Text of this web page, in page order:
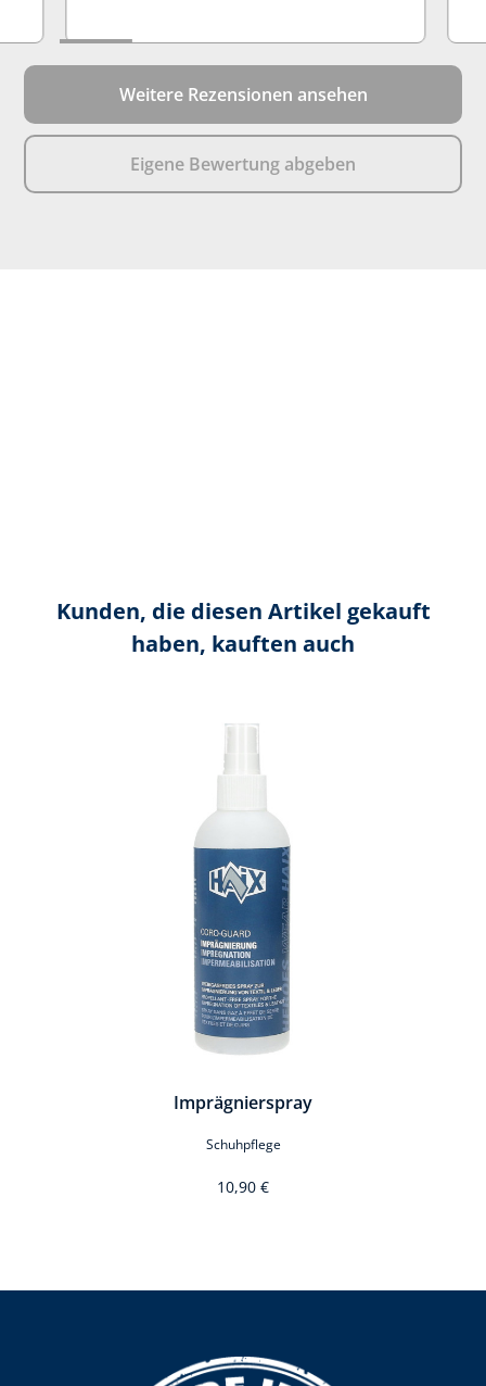
Weitere Rezensionen ansehen
Eigene Bewertung abgeben
Kunden, die diesen Artikel gekauft
haben, kauften auch
Produktgalerie überspringen
Imprägnierspray
Schuhpflege
10,90 €